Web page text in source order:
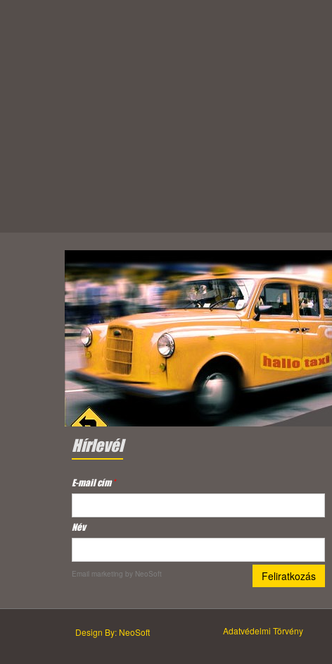
Hírlevél
E-mail cím*
Név
Email marketing by NeoSoft
Design By: NeoSoft Adatvédelmi Törvény